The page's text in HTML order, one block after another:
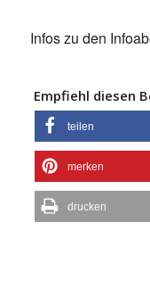
Infos zu den
Empfiehl diesen
teilen
merken
drucken